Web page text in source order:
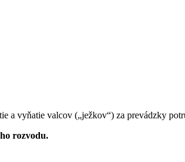
a vyňatie valcov („ježkov“) za prevádzky
rozvodu.